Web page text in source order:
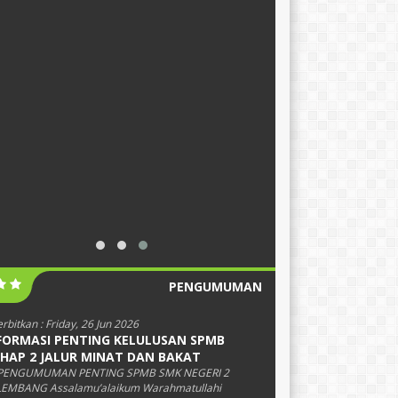
PENGUMUMAN
:Friday, 26 Jun 2026
PENTING KELULUSAN SPMB
2 JALUR MINAT DAN BAKAT
PENTING SPMB SMK NEGERI 2
Assalamu’alaikum Warahmatullahi